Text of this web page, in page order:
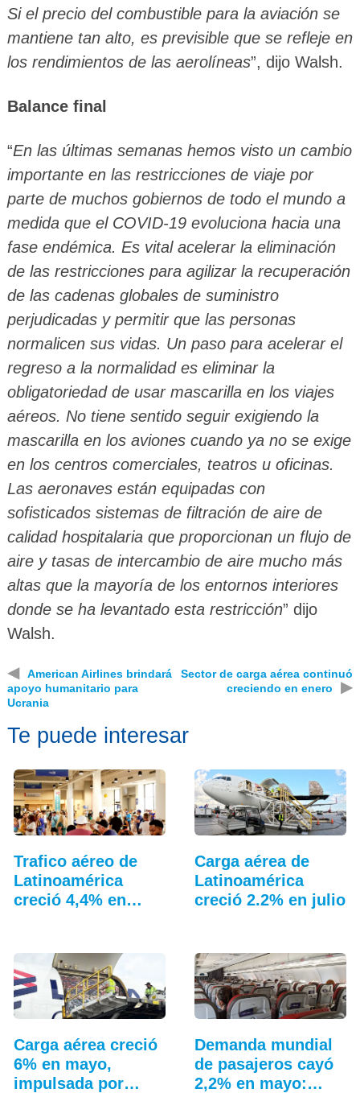
Si el precio del combustible para la aviación se
mantiene tan alto, es previsible que se refleje en
los rendimientos de las aerolíneas”, dijo Walsh.
Balance final
“En las últimas semanas hemos visto un cambio
importante en las restricciones de viaje por
parte de muchos gobiernos de todo el mundo a
medida que el COVID-19 evoluciona hacia una
fase endémica. Es vital acelerar la eliminación
de las restricciones para agilizar la recuperación
de las cadenas globales de suministro
perjudicadas y permitir que las personas
normalicen sus vidas. Un paso para acelerar el
regreso a la normalidad es eliminar la
obligatoriedad de usar mascarilla en los viajes
aéreos. No tiene sentido seguir exigiendo la
mascarilla en los aviones cuando ya no se exige
en los centros comerciales, teatros u oficinas.
Las aeronaves están equipadas con
sofisticados sistemas de filtración de aire de
calidad hospitalaria que proporcionan un flujo de
aire y tasas de intercambio de aire mucho más
altas que la mayoría de los entornos interiores
donde se ha levantado esta restricción” dijo
Walsh.
◀
American Airlines brindará
apoyo humanitario para
Ucrania
Sector de carga aérea continuó
creciendo en enero
▶
Te puede interesar
Trafico aéreo de
Latinoamérica
creció 4,4% en
Carga aérea de
Latinoamérica
creció 2.2% en julio
Carga aérea creció
6% en mayo,
impulsada por
Demanda mundial
de pasajeros cayó
2,2% en mayo: